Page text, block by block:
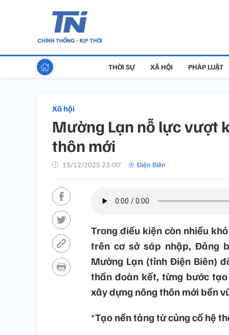
THỜI SỰ XÃ HỘI PHÁP LUẬT
Xã hội
Mường Lạn nỗ lực vượt
thôn mới
15/12/2025 23:00’ Điện Biên
Trong điều kiện còn nhiều
trên cơ sở sáp nhập, Đảng
Mường Lạn (tỉnh Điện Biên)
thần đoàn kết, từng bước
xây dựng nông thôn mới bền
*Tạo nền tảng từ củng cố hệ